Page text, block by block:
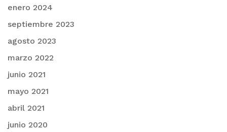
enero 2024
septiembre 2023
agosto 2023
marzo 2022
junio 2021
mayo 2021
abril 2021
junio 2020